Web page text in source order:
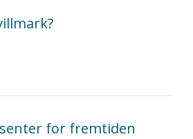
for fremtiden